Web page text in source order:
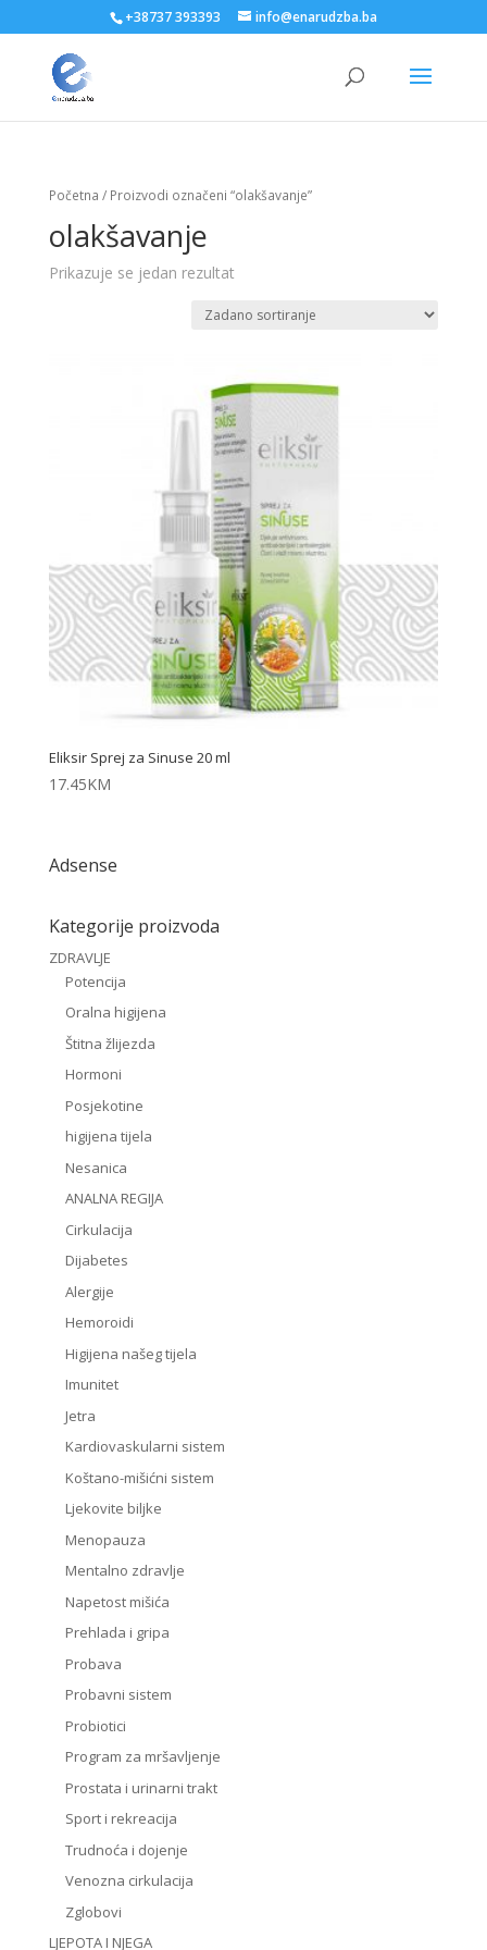
+38737 393393 info@enarudzba.ba
Početna / Proizvodi označeni “olakšavanje”
olakšavanje
Prikazuje se jedan rezultat
Eliksir Sprej za Sinuse 20 ml
17.45KM
Adsense
Kategorije proizvoda
ZDRAVLJE
Potencija
Oralna higijena
Štitna žlijezda
Hormoni
Posjekotine
higijena tijela
Nesanica
ANALNA REGIJA
Cirkulacija
Dijabetes
Alergije
Hemoroidi
Higijena našeg tijela
Imunitet
Jetra
Kardiovaskularni sistem
Koštano-mišićni sistem
Ljekovite biljke
Menopauza
Mentalno zdravlje
Napetost mišića
Prehlada i gripa
Probava
Probavni sistem
Probiotici
Program za mršavljenje
Prostata i urinarni trakt
Sport i rekreacija
Trudnoća i dojenje
Venozna cirkulacija
Zglobovi
LJEPOTA I NJEGA